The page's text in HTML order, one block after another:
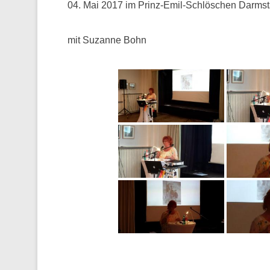
04. Mai 2017 im Prinz-Emil-Schlöschen
mit Suzanne Bohn